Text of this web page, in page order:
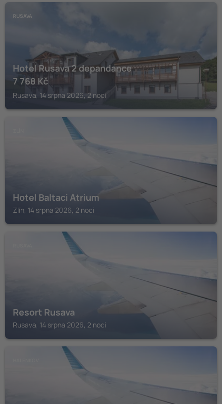
RUSAVA
Hotel Rusava 2 depandance
7 768 Kč
Rusava, 14 srpna 2026, 2 noci
Hotel Baltaci Atrium
Zlín, 14 srpna 2026, 2 noci
Resort Rusava
Rusava, 14 srpna 2026, 2 noci